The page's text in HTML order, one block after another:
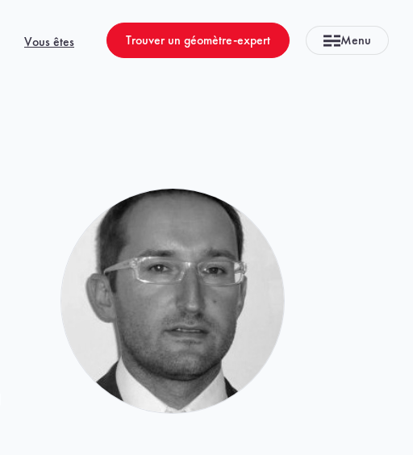
Vous êtes Trouver un géomètre-expert Menu